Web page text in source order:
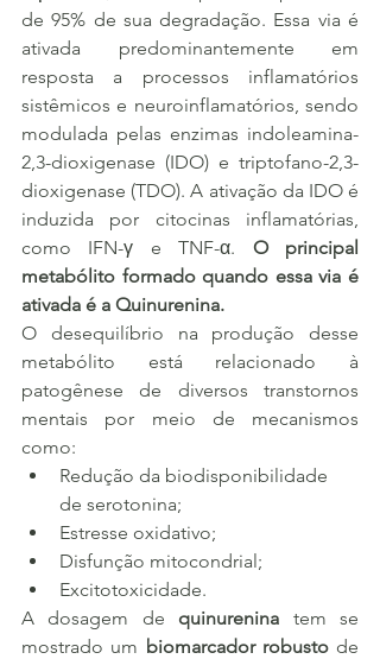
de 95% de sua degradação. Essa via é
ativada predominantemente em
resposta a processos inflamatórios
sistêmicos e neuroinflamatórios, sendo
modulada pelas enzimas indoleamina-
2,3-dioxigenase (IDO) e triptofano-2,3-
dioxigenase (TDO). A ativação da IDO é
induzida por citocinas inflamatórias,
como IFN-γ e TNF-α. O principal
metabólito formado quando essa via é
ativada é a Quinurenina.
O desequilíbrio na produção desse
metabólito está relacionado à
patogênese de diversos transtornos
mentais por meio de mecanismos
como:
Redução da biodisponibilidade
de serotonina;
Estresse oxidativo;
Disfunção mitocondrial;
Excitotoxicidade.
A dosagem de quinurenina tem se
mostrado um biomarcador robusto de